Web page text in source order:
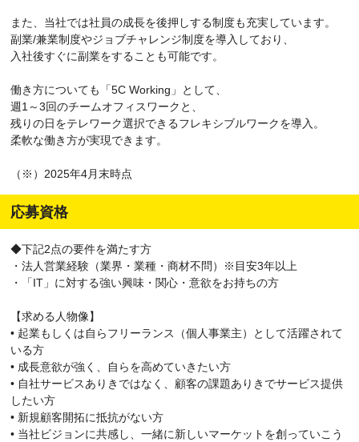
また、当社では社員の成長を後押しする制度も充実しています。
副業/兼業制度やジョブチャレンジ制度を導入しており、
入社後すぐに副業をすることも可能です。
働き方についても「5C Working」として、
週1～3回のチームオフィスワークと、
残りの日をテレワーク選択できるフレキシブルワークを導入。
柔軟な働き方が実現できます。
（※）2025年4月末時点
応募資格
◆下記2点の要件を満たす方
・法人営業経験（業界・業種・商材不問）※目安3年以上
・「IT」に対する強い興味・関心・意欲をお持ちの方
【求める人物像】
• 起業もしくは自らフリーランス（個人事業主）として活躍されて
いる方
• 成長意欲が強く、自らを高めていきたい方
• 自社サービスありきではなく、顧客の課題ありきでサービス提供
したい方
• 新規顧客開拓に抵抗がない方
• 当社ビジョンに共感し、一緒に新しいマーケットを創っていこう